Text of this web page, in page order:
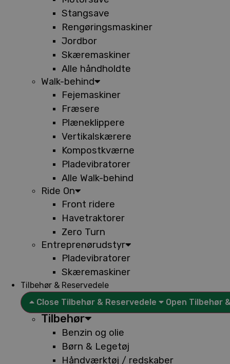
Stangsave
Rengøringsmaskiner
Jordbor
Skæremaskiner
Alle håndholdte
Walk-behind
Fejemaskiner
Fræsere
Plæneklippere
Vertikalskærere
Kompostkværne
Pladevibratorer
Alle Walk-behind
Ride On
Front ridere
Havetraktorer
Zero Turn
Entreprenørudstyr
Pladevibratorer
Skæremaskiner
Tilbehør & Reservedele
Close Tilbehør & Reservedele
Open Tilbehør
Tilbehør
Benzin og olie
Børn & Legetøj
Håndværktøj / redskaber